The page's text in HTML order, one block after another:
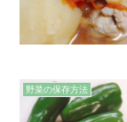
野菜の保存方法